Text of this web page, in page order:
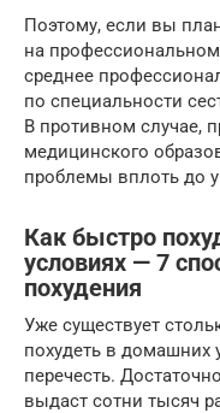
Поэтому, если вы
на
среднее
по специальности
В противном случае,
медицинского
проблемы вплоть до
Как быстро
условиях — 7
похудения
Уже существует
похудеть в домашних
перечесть.
выдаст сотни тысяч